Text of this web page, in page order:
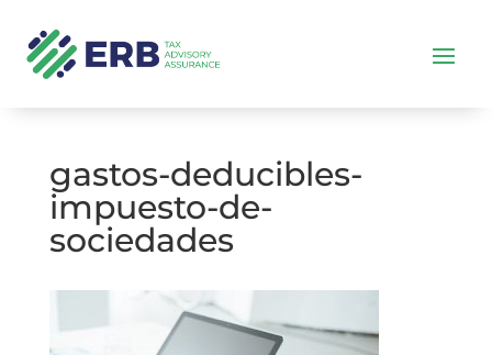
gastos-deducibles-
impuesto-de-
sociedades